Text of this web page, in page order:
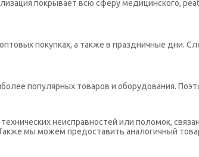
покрывает всю сферу медицинского,
покупках, а также в праздничные дни.
популярных товаров и оборудования.
неисправностей или поломок,
мы можем предоставить аналогичный